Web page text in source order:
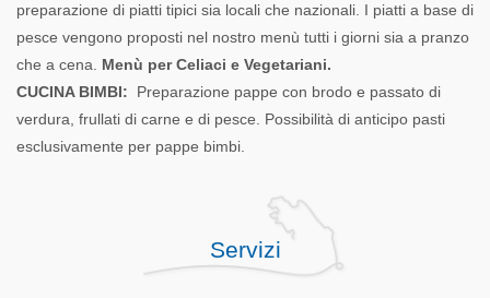
preparazione di piatti tipici sia locali che nazionali. I piatti a base di
pesce vengono proposti nel nostro menù tutti i giorni sia a pranzo
che a cena. Menù per Celiaci e Vegetariani.
CUCINA BIMBI: Preparazione pappe con brodo e passato di
verdura, frullati di carne e di pesce. Possibilità di anticipo pasti
esclusivamente per pappe bimbi.
Servizi